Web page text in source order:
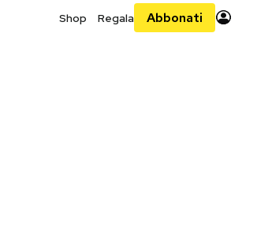
Shop Regala Abbonati